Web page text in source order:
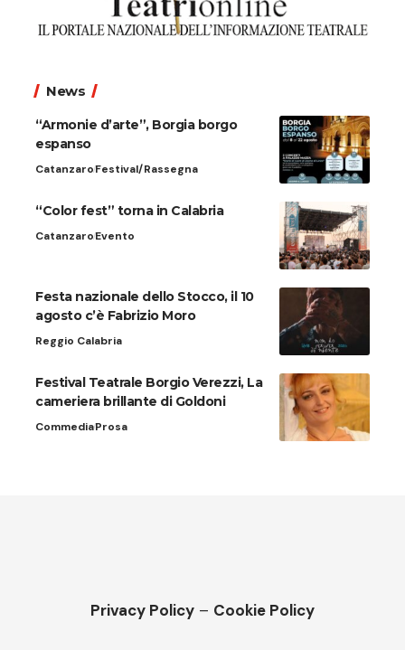
News
“Armonie d’arte”, Borgia borgo
espanso
CatanzaroFestival/Rassegna
“Color fest” torna in Calabria
CatanzaroEvento
Festa nazionale dello Stocco, il 10
agosto c’è Fabrizio Moro
Reggio Calabria
Festival Teatrale Borgio Verezzi, La
cameriera brillante di Goldoni
CommediaProsa
Privacy Policy – Cookie Policy